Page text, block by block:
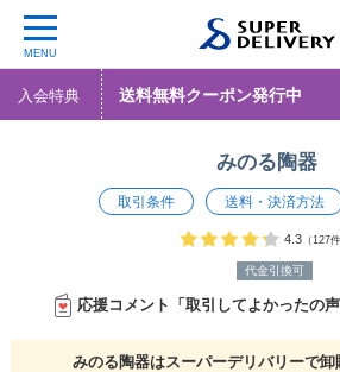
MENU
入会特典 送料無料クーポン発行中
みのる陶器
取引条件 送料・決済方法
代金引換可
4.3（127件
応援コメント「取引してよかったの声
みのる陶器はスーパーデリバリーで卸